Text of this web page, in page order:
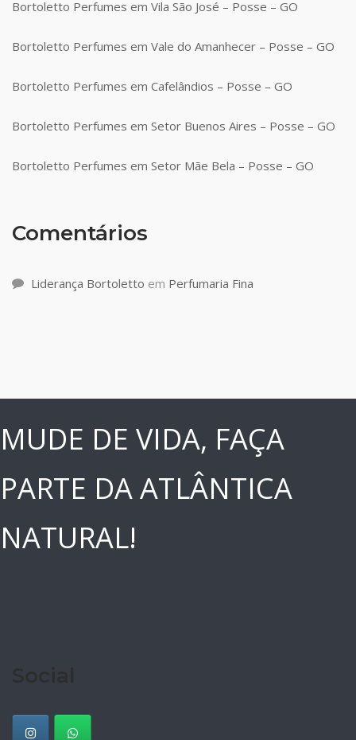
Bortoletto Perfumes em Vila São José – Posse – GO
Bortoletto Perfumes em Vale do Amanhecer – Posse – GO
Bortoletto Perfumes em Cafelândios – Posse – GO
Bortoletto Perfumes em Setor Buenos Aires – Posse – GO
Bortoletto Perfumes em Setor Mãe Bela – Posse – GO
Comentários
Liderança Bortoletto em Perfumaria Fina
MUDE DE VIDA, FAÇA
PARTE DA ATLÂNTICA
NATURAL!